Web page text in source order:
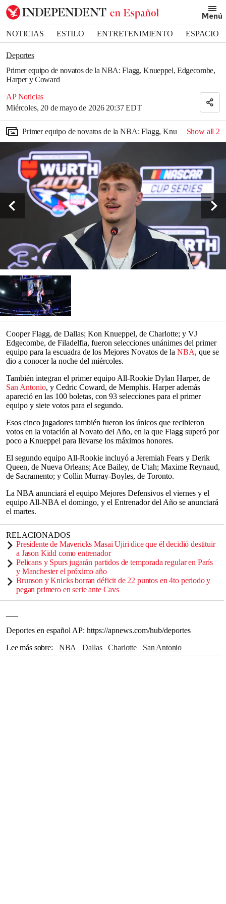
Menú
NOTICIAS ESTILO ENTRETENIMIENTO
ESPACIO
DEPORTES
Deportes
Primer equipo de novatos de la NBA: Flagg, Knueppel, Edgecombe,
Harper y Coward
AP Noticias
Miércoles, 20 de mayo de 2026 20:37 EDT
Bookmark popover
Removed from bookmarks
Close popover
Primer equipo de novatos de la NBA: Flagg, Knueppel,Show all 2
Cooper Flagg, de Dallas; Kon Knueppel, de Charlotte; y VJ
Edgecombe, de Filadelfia, fueron selecciones unánimes del primer
equipo para la escuadra de los Mejores Novatos de la NBA, que se
dio a conocer la noche del miércoles.
También integran el primer equipo All-Rookie Dylan Harper, de
San Antonio, y Cedric Coward, de Memphis. Harper además
apareció en las 100 boletas, con 93 selecciones para el primer
equipo y siete votos para el segundo.
Esos cinco jugadores también fueron los únicos que recibieron
votos en la votación al Novato del Año, en la que Flagg superó por
poco a Knueppel para llevarse los máximos honores.
El segundo equipo All-Rookie incluyó a Jeremiah Fears y Derik
Queen, de Nueva Orleans; Ace Bailey, de Utah; Maxime Reynaud,
de Sacramento; y Collin Murray-Boyles, de Toronto.
La NBA anunciará el equipo Mejores Defensivos el viernes y el
equipo All-NBA el domingo, y el Entrenador del Año se anunciará
el martes.
RELACIONADOS
Presidente de Mavericks Masai Ujiri dice que él decidió destituir
a Jason Kidd como entrenador
Pelicans y Spurs jugarán partidos de temporada regular en París
y Manchester el próximo año
Brunson y Knicks borran déficit de 22 puntos en 4to periodo y
pegan primero en serie ante Cavs
Deportes en español AP: https://apnews.com/hub/deportes
Lee más sobre
NBA Dallas Charlotte
San Antonio